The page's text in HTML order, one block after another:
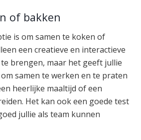
of bakken
is om samen te koken of
een creatieve en interactieve
brengen, maar het geeft jullie
samen te werken en te praten
heerlijke maaltijd of een
Het kan ook een goede test
jullie als team kunnen